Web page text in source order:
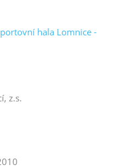
hala Lomnice -
z.s.